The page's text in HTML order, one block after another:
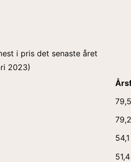
i pris det senaste året
2023)
79,5
79,2
54,1
51,4